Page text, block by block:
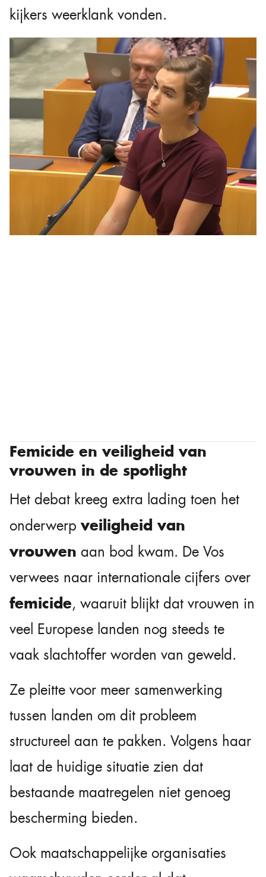
kijkers weerklank vonden.
Femicide en veiligheid van
vrouwen in de spotlight
Het debat kreeg extra lading toen het
onderwerpveiligheid van
vrouwen aan bod kwam. De Vos
verwees naar internationale cijfers over
femicide, waaruit blijkt dat vrouwen in
veel Europese landen nog steeds te
vaak slachtoffer worden van geweld.
Ze pleitte voor meer samenwerking
tussen landen om dit probleem
structureel aan te pakken. Volgens haar
laat de huidige situatie zien dat
bestaande maatregelen niet genoeg
bescherming bieden.
Ook maatschappelijke organisaties